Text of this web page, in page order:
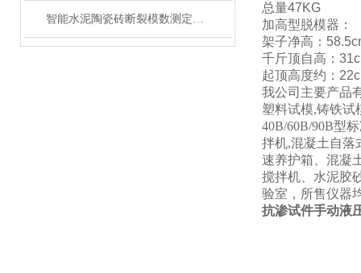
智能水泥陶瓷砖断裂模数测定仪产品展示
总量47KG
加高型脱模器：
架子净高：
千斤顶自高：
起顶高度约：
我公司主要产品
塑料试模,铸铁试
40B/60B/90B型
拌机,混凝土自落
速养护箱、混凝
搅拌机、水泥胶
验室，所售仪器
抗渗试件手动液